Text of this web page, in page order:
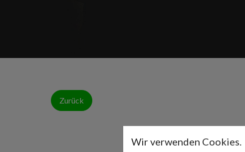
Zurück
Wir verwenden Cookies.